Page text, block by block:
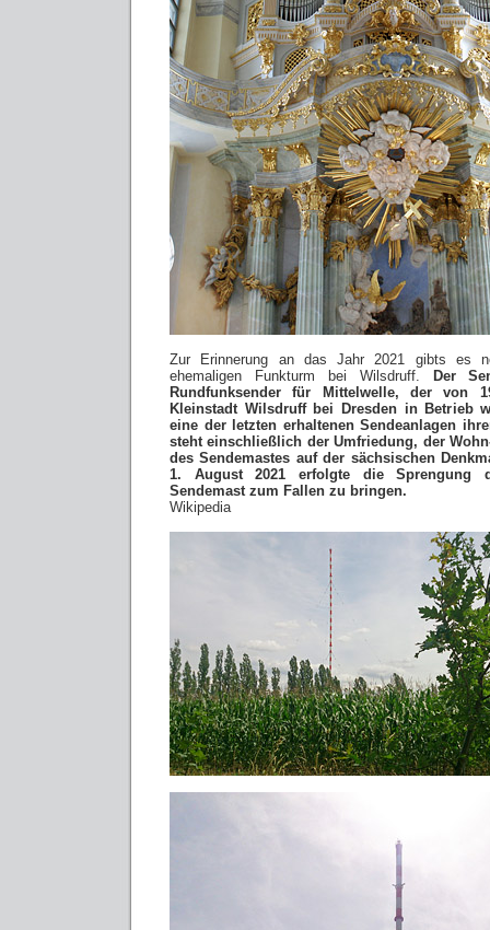
Zur Erinnerung an das Jahr 2021 gibts es
ehemaligen Funkturm bei Wilsdruff.
Der
Rundfunksender für Mittelwelle, der von
Kleinstadt Wilsdruff bei Dresden in Betrieb
eine der letzten erhaltenen Sendeanlagen
steht einschließlich der Umfriedung, der
des Sendemastes auf der sächsischen
1. August 2021 erfolgte die Sprengung
Sendemast zum Fallen zu bringen.
Wikipedia